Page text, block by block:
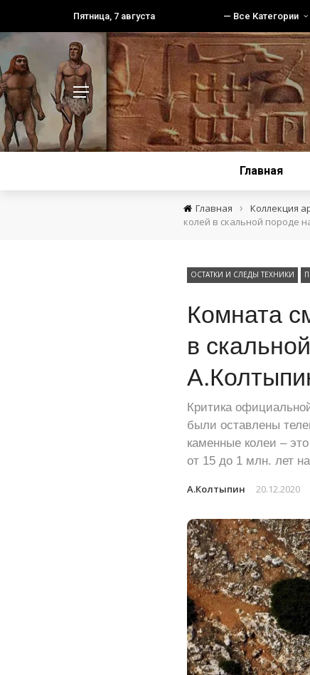
Пятница, 7 августа — Все Категории
Главная
Главная › Коллекция
колей в скальной породе
ОСТАТКИ И СЛЕДЫ ТЕХНИКИ
Комната
в
Критика
были оставлены
каменные колеи –
от 15 до 1 млн. лет
А.Колтыпин 20.12.2020